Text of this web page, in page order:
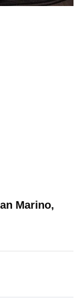
Marino,